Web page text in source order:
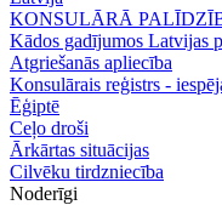
KONSULĀRĀ
Kādos gadījumos Latvijas
Atgriešanās apliecība
Konsulārais reģistrs -
Ēģiptē
Ceļo droši
Ārkārtas situācijas
Cilvēku tirdzniecība
Noderīgi